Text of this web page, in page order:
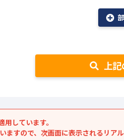
上
しています。
すので、次画面に表示されるリア